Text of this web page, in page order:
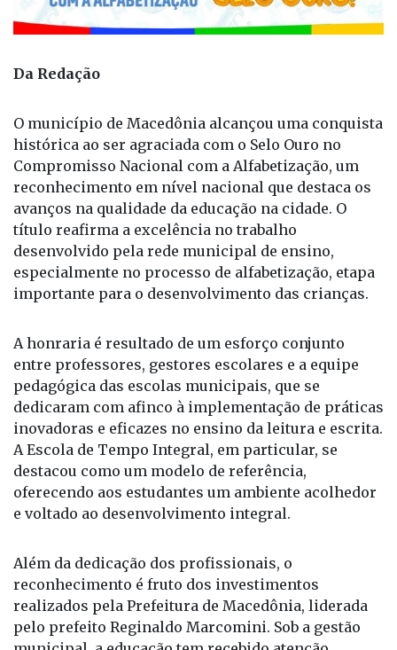
Da Redação
O município de Macedônia alcançou uma conquista
histórica ao ser agraciada com o Selo Ouro no
Compromisso Nacional com a Alfabetização, um
reconhecimento em nível nacional que destaca os
avanços na qualidade da educação na cidade. O
título reafirma a excelência no trabalho
desenvolvido pela rede municipal de ensino,
especialmente no processo de alfabetização, etapa
importante para o desenvolvimento das crianças.
A honraria é resultado de um esforço conjunto
entre professores, gestores escolares e a equipe
pedagógica das escolas municipais, que se
dedicaram com afinco à implementação de práticas
inovadoras e eficazes no ensino da leitura e escrita.
A Escola de Tempo Integral, em particular, se
destacou como um modelo de referência,
oferecendo aos estudantes um ambiente acolhedor
e voltado ao desenvolvimento integral.
Além da dedicação dos profissionais, o
reconhecimento é fruto dos investimentos
realizados pela Prefeitura de Macedônia, liderada
pelo prefeito Reginaldo Marcomini. Sob a gestão